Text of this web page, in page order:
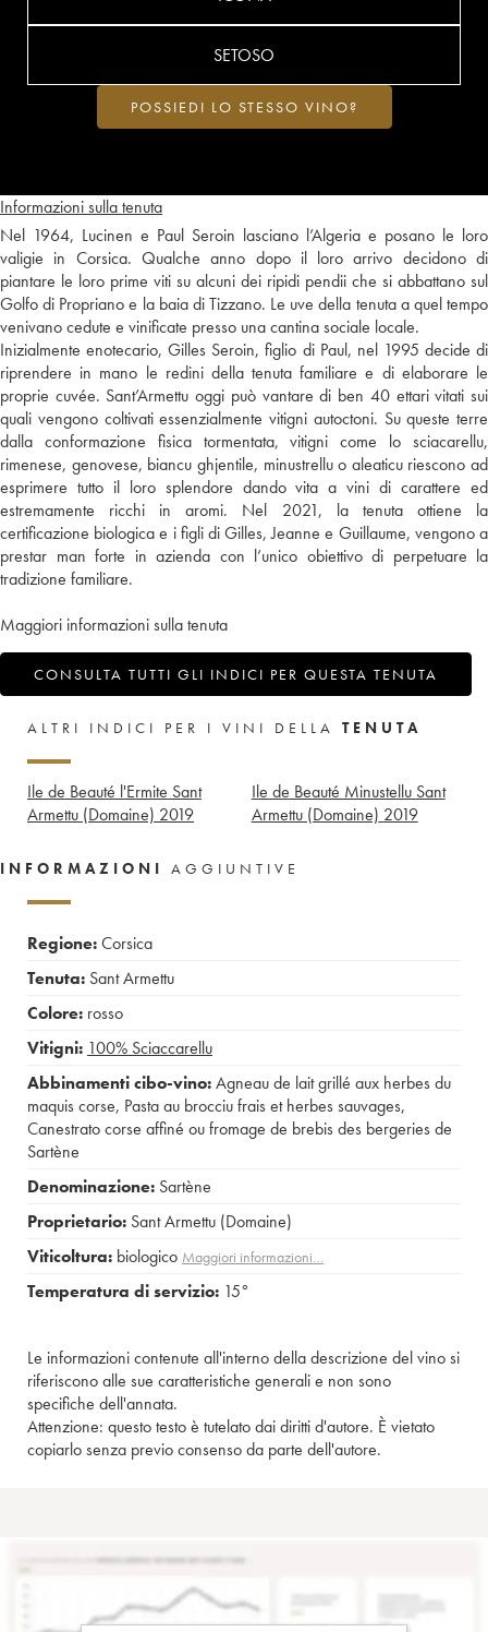
Informazioni sulla tenuta
Nel 1964, Lucinen e Paul Seroin lasciano l’Algeria e posano le loro
valigie in Corsica. Qualche anno dopo il loro arrivo decidono di
piantare le loro prime viti su alcuni dei ripidi pendii che si abbattano sul
Golfo di Propriano e la baia di Tizzano. Le uve della tenuta a quel tempo
venivano cedute e vinificate presso una cantina sociale locale.
Inizialmente enotecario, Gilles Seroin, figlio di Paul, nel 1995 decide di
riprendere in mano le redini della tenuta familiare e di elaborare le
proprie cuvée. Sant’Armettu oggi può vantare di ben 40 ettari vitati sui
quali vengono coltivati essenzialmente vitigni autoctoni. Su queste terre
dalla conformazione fisica tormentata, vitigni come lo sciacarellu,
rimenese, genovese, biancu ghjentile, minustrellu o aleaticu riescono ad
esprimere tutto il loro splendore dando vita a vini di carattere ed
estremamente ricchi in aromi. Nel 2021, la tenuta ottiene la
certificazione biologica e i figli di Gilles, Jeanne e Guillaume, vengono a
prestar man forte in azienda con l’unico obiettivo di perpetuare la
tradizione familiare.
Maggiori informazioni sulla tenuta
CONSULTA TUTTI GLI INDICI PER QUESTA TENUTA
SETOSO
POSSIEDI LO STESSO VINO?
ALTRI INDICI PER I VINI DELLA TENUTA
Ile de Beauté l'Ermite Sant
Armettu (Domaine) 2019
Ile de Beauté Minustellu Sant
Armettu (Domaine) 2019
INFORMAZIONI AGGIUNTIVE
Regione:Corsica
Tenuta: Sant Armettu
Colore: rosso
Vitigni: 100% Sciaccarellu
Abbinamenti cibo-vino:Agneau de lait grillé aux herbes du
maquis corse, Pasta au brocciu frais et herbes sauvages,
Canestrato corse affiné ou fromage de brebis des bergeries de
Sartène
Denominazione: Sartène
Proprietario: Sant Armettu (Domaine)
Viticoltura: biologico Maggiori informazioni…
Temperatura di servizio: 15°
Le informazioni contenute all'interno della descrizione del vino si
riferiscono alle sue caratteristiche generali e non sono
specifiche dell'annata.
Attenzione: questo testo è tutelato dai diritti d'autore. È vietato
copiarlo senza previo consenso da parte dell'autore.